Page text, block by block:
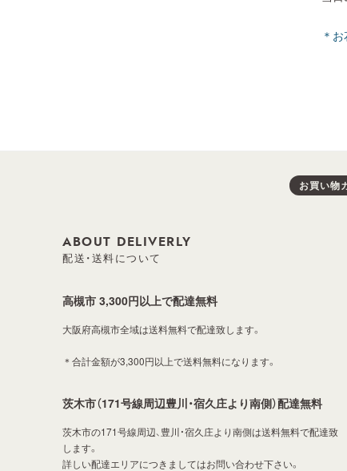
＊
お買い物
ABOUT DELIVERLY
配送・送料について
高槻市 3,300円以上で配達無料
大阪府高槻市全域は送料無料で配達致します。
＊合計金額が3,300円以上で送料無料になります。
茨木市（171号線周辺豊川・宿久庄より南側）配達無料
茨木市の171号線周辺、豊川・宿久庄より南側は送料無料で配達致
します。
詳しい配達エリアにつきましてはお問い合わせ下さい。